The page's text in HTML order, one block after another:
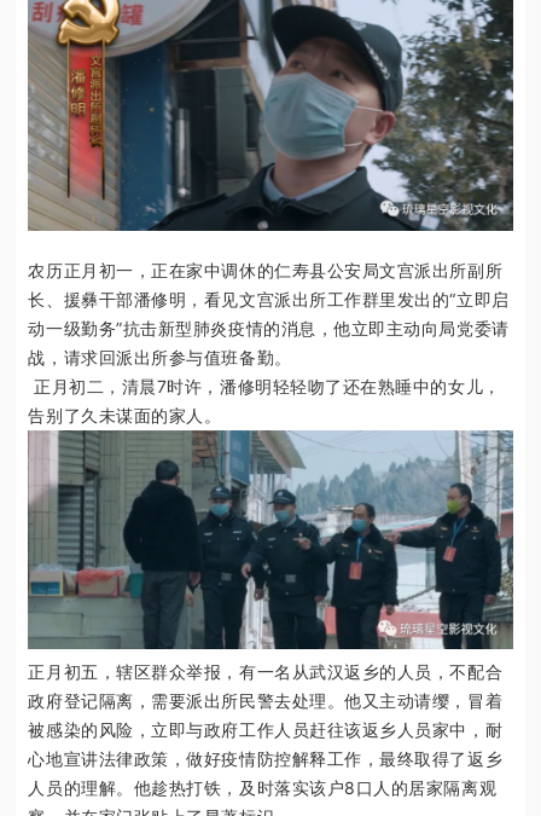
农历正月初一，正在家中调休的仁寿县公安局文宫派出所副所
长、援彝干部潘修明，看见文宫派出所工作群里发出的“立即启
动一级勤务”抗击新型肺炎疫情的消息，他立即主动向局党委请
战，请求回派出所参与值班备勤。
正月初二，清晨7时许，潘修明轻轻吻了还在熟睡中的女儿，
告别了久未谋面的家人。
正月初五，辖区群众举报，有一名从武汉返乡的人员，不配合
政府登记隔离，需要派出所民警去处理。他又主动请缨，冒着
被感染的风险，立即与政府工作人员赶往该返乡人员家中，耐
心地宣讲法律政策，做好疫情防控解释工作，最终取得了返乡
人员的理解。他趁热打铁，及时落实该户8口人的居家隔离观